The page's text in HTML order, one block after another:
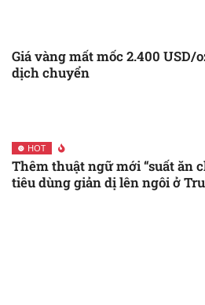
Nga tiên phát chế nhân, ra
đột tại Ukraine
Su-25 Nga bị bắn hạ, Mỹ
Giá vàng mất mốc 2.400
dịch chuyển
HOT
Thêm thuật ngữ mới “suất ăn
tiêu dùng giản dị lên ngôi ở